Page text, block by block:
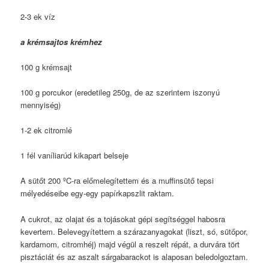
2-3 ek víz
a krémsajtos krémhez
100 g krémsajt
100 g porcukor (eredetileg 250g, de az szerintem iszonyú
mennyiség)
1-2 ek citromlé
1 fél vaníliarúd kikapart belseje
A sütőt 200 ºC-ra előmelegítettem és a muffinsütő tepsi
mélyedéseibe egy-egy papírkapszlit raktam.
A cukrot, az olajat és a tojásokat gépi segítséggel habosra
kevertem. Belevegyítettem a szárazanyagokat (liszt, só, sütőpor,
kardamom, citromhéj) majd végül a reszelt répát, a durvára tört
pisztáciát és az aszalt sárgabarackot is alaposan beledolgoztam.